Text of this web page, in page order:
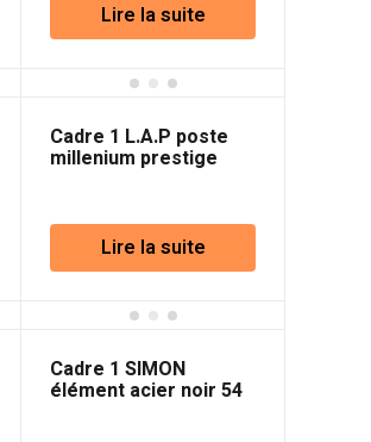
Lire la suite
Cadre 1 L.A.P poste
millenium prestige
Lire la suite
Cadre 1 SIMON
élément acier noir 54